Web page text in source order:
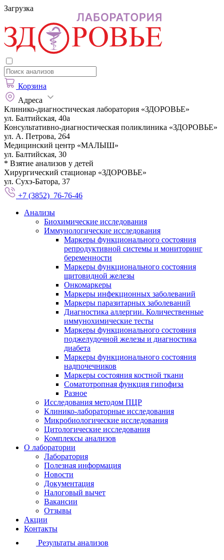
Загрузка
Корзина
Адреса
Клинико-диагностическая лаборатория «ЗДОРОВЬЕ»
ул. Балтийская, 40а
Консультативно-диагностическая поликлиника «ЗДОРОВЬЕ»
ул. А. Петрова, 264
Медицинский центр «МАЛЫШ»
ул. Балтийская, 30
* Взятие анализов у детей
Хирургический стационар «ЗДОРОВЬЕ»
ул. Сухэ-Батора, 37
+7 (3852) 76-76-46
Анализы
Биохимические исследования
Иммунологические исследования
Маркеры функционального состояния
репродуктивной системы и мониторинг
беременности
Маркеры функционального состояния
щитовидной железы
Онкомаркеры
Маркеры инфекционных заболеваний
Маркеры паразитарных заболеваний
Диагностика аллергии. Количественные
иммунохимические тесты
Маркеры функционального состояния
поджелудочной железы и диагностика
диабета
Маркеры функционального состояния
надпочечников
Маркеры состояния костной ткани
Соматотропная функция гипофиза
Разное
Исследования методом ПЦР
Клинико-лабораторные исследования
Микробиологические исследования
Цитологические исследования
Комплексы анализов
О лаборатории
Лаборатория
Полезная информация
Новости
Документация
Налоговый вычет
Вакансии
Отзывы
Акции
Контакты
Результаты анализов